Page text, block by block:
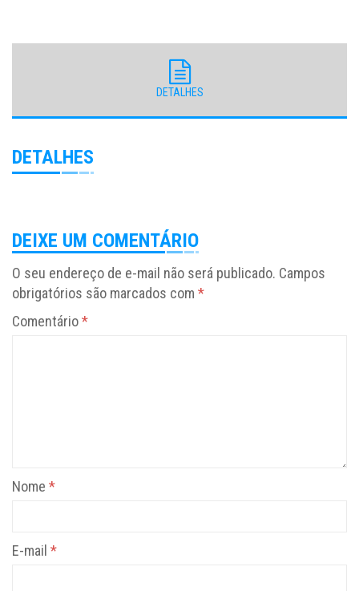
DETALHES
DETALHES
DEIXE UM COMENTÁRIO
O seu endereço de e-mail não será publicado. Campos
obrigatórios são marcados com *
Comentário*
Nome *
E-mail *